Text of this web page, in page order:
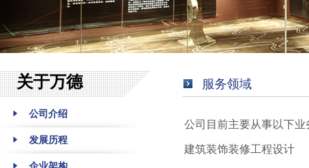
关于万德
公司介绍
发展历程
服务领域
公司目前主要从事以下
建筑装饰装修工程设计